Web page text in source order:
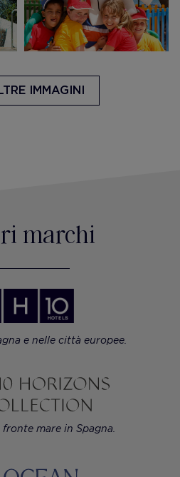
IMMAGINI
marchi
e nelle città europee.
mare in Spagna.